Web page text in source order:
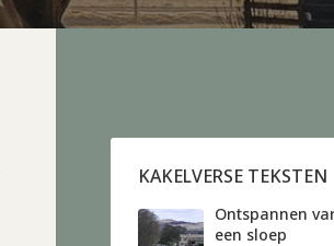
KAKELVERSE TEKSTEN
Ontspannen
een sloep